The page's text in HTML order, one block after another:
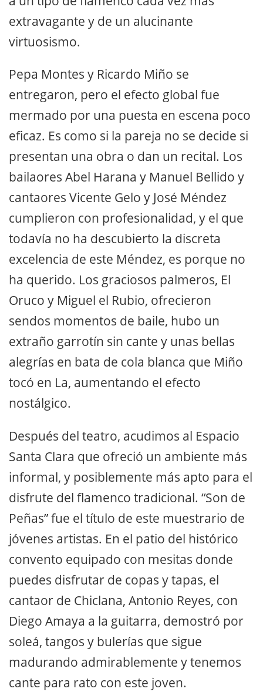
extravagante y de un alucinante
virtuosismo.
Pepa Montes y Ricardo Miño se
entregaron, pero el efecto global fue
mermado por una puesta en escena poco
eficaz. Es como si la pareja no se decide si
presentan una obra o dan un recital. Los
bailaores Abel Harana y Manuel Bellido y
cantaores Vicente Gelo y José Méndez
cumplieron con profesionalidad, y el que
todavía no ha descubierto la discreta
excelencia de este Méndez, es porque no
ha querido. Los graciosos palmeros, El
Oruco y Miguel el Rubio, ofrecieron
sendos momentos de baile, hubo un
extraño garrotín sin cante y unas bellas
alegrías en bata de cola blanca que Miño
tocó en La, aumentando el efecto
nostálgico.
Después del teatro, acudimos al Espacio
Santa Clara que ofreció un ambiente más
informal, y posiblemente más apto para el
disfrute del flamenco tradicional. “Son de
Peñas” fue el título de este muestrario de
jóvenes artistas. En el patio del histórico
convento equipado con mesitas donde
puedes disfrutar de copas y tapas, el
cantaor de Chiclana, Antonio Reyes, con
Diego Amaya a la guitarra, demostró por
soleá, tangos y bulerías que sigue
madurando admirablemente y tenemos
cante para rato con este joven.